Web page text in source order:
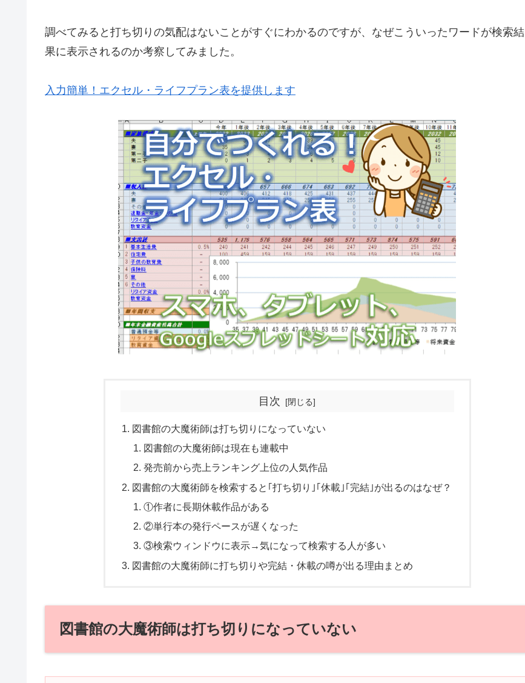
調べてみると打ち切りの気配はないことがすぐにわかるのですが、なぜこういったワードが検索結
果に表示されるのか考察してみました。
入力簡単！エクセル・ライフプラン表を提供します
目次
図書館の大魔術師は打ち切りになっていない
図書館の大魔術師は現在も連載中
発売前から売上ランキング上位の人気作品
図書館の大魔術師を検索すると｢打ち切り｣｢休載｣｢完結｣が出るのはなぜ？
①作者に長期休載作品がある
②単行本の発行ペースが遅くなった
③検索ウィンドウに表示→気になって検索する人が多い
図書館の大魔術師に打ち切りや完結・休載の噂が出る理由まとめ
図書館の大魔術師は打ち切りになっていない